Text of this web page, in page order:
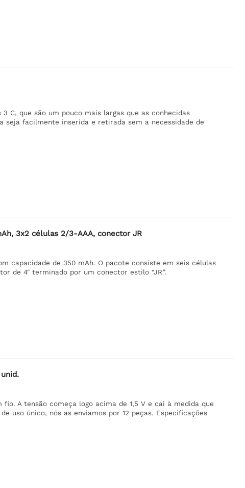
C, que são um pouco mais largas que as conhecidas
seja facilmente inserida e retirada sem a necessidade de
3x2 células 2/3-AAA, conector JR
capacidade de 350 mAh. O pacote consiste em seis células
de 4" terminado por um conector estilo “JR”.
A tensão começa logo acima de 1,5 V e cai à medida que
uso único, nós as enviamos por 12 peças. Especificações